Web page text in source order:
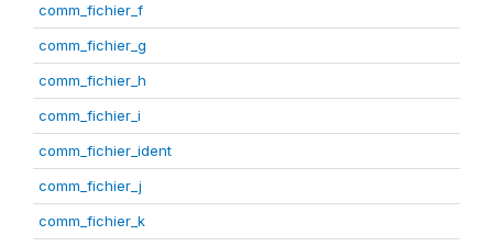
comm_fichier_f
comm_fichier_g
comm_fichier_h
comm_fichier_i
comm_fichier_ident
comm_fichier_j
comm_fichier_k